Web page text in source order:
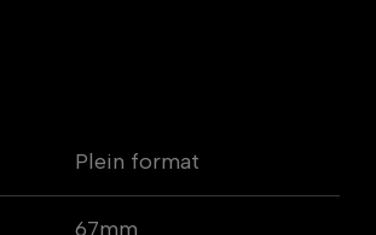
Plein format
67mm